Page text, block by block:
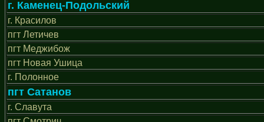
г. Каменец-Подольский
г. Красилов
пгт Летичев
пгт Меджибож
пгт Новая Ушица
г. Полонное
пгт Сатанов
г. Славута